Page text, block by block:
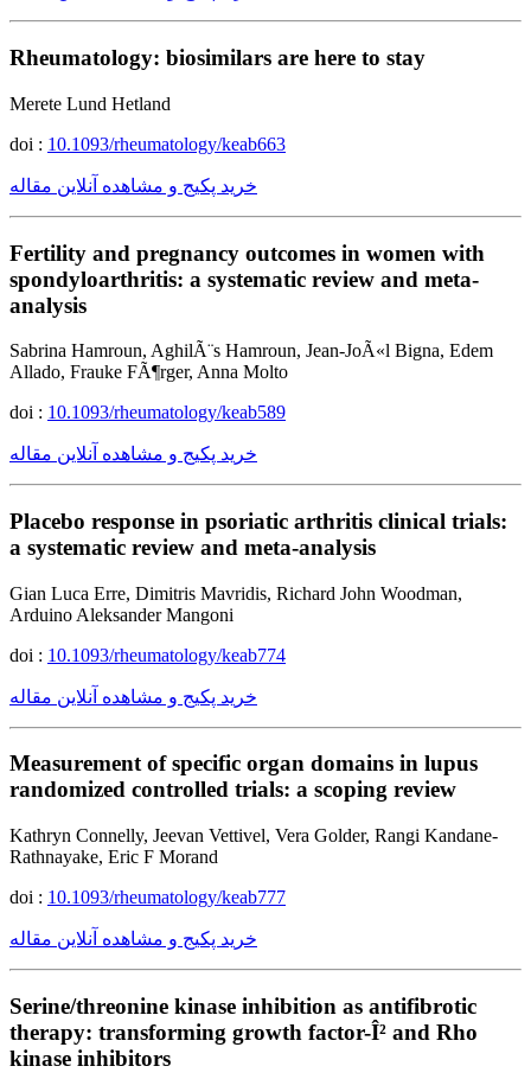
Rheumatology: biosimilars are here to stay
Merete Lund Hetland
doi : 10.1093/rheumatology/keab663
خرید پکیج و مشاهده آنلاین مقاله
Fertility and pregnancy outcomes in women with
spondyloarthritis: a systematic review and meta-
analysis
Sabrina Hamroun, AghilÃ¨s Hamroun, Jean-JoÃ«l Bigna, Edem
Allado, Frauke FÃ¶rger, Anna Molto
doi : 10.1093/rheumatology/keab589
خرید پکیج و مشاهده آنلاین مقاله
Placebo response in psoriatic arthritis clinical trials:
a systematic review and meta-analysis
Gian Luca Erre, Dimitris Mavridis, Richard John Woodman,
Arduino Aleksander Mangoni
doi : 10.1093/rheumatology/keab774
خرید پکیج و مشاهده آنلاین مقاله
Measurement of specific organ domains in lupus
randomized controlled trials: a scoping review
Kathryn Connelly, Jeevan Vettivel, Vera Golder, Rangi Kandane-
Rathnayake, Eric F Morand
doi : 10.1093/rheumatology/keab777
خرید پکیج و مشاهده آنلاین مقاله
Serine/threonine kinase inhibition as antifibrotic
therapy: transforming growth factor-Î² and Rho
kinase inhibitors